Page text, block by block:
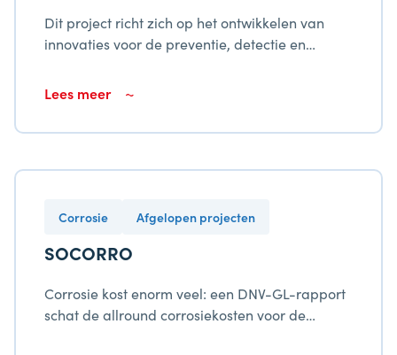
Dit project richt zich op het ontwikkelen van
innovaties voor de preventie, detectie en
Vlaanderen-Nederland. Het omvat de
van een digitaal platform voor kennisdeling en
Corrosie- en Isolatietechnici. Het project wordt
binnen het Interreg V programma.
Lees meer
Corrosie Afgelopen projecten
SOCORRO
Corrosie kost enorm veel: een DNV-GL-rapport
schat de allround corrosiekosten voor de